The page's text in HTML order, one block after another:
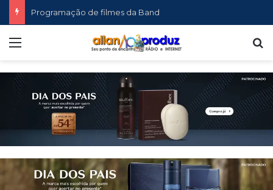
Programação de filmes da Band